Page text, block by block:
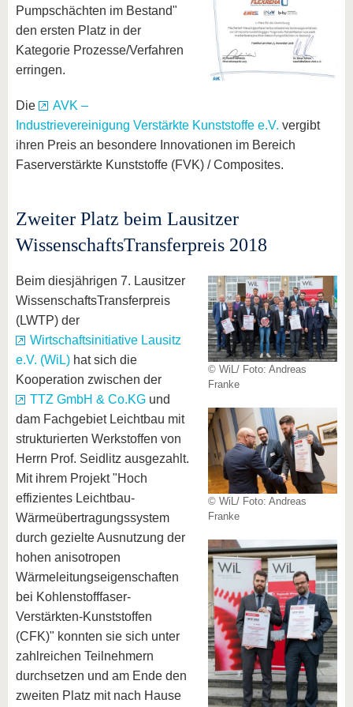
Pumpschächten im Bestand"
den ersten Platz in der
Kategorie Prozesse/Verfahren
erringen.
Die
AVK –
Industrievereinigung Verstärkte Kunststoffe e.V. vergibt
ihren Preis an besondere Innovationen im Bereich
Faserverstärkte Kunststoffe (FVK) / Composites.
Zweiter Platz beim Lausitzer
WissenschaftsTransferpreis 2018
© WiL/ Foto: Andreas
Franke
© WiL/ Foto: Andreas
Franke
Beim diesjährigen 7. Lausitzer
WissenschaftsTransferpreis
(LWTP) der
Wirtschaftsinitiative Lausitz
e.V. (WiL) hat sich die
Kooperation zwischen der
TTZ GmbH & Co.KG und
dam Fachgebiet Leichtbau mit
strukturierten Werkstoffen von
Herrn Prof. Seidlitz ausgezahlt.
Mit ihrem Projekt "Hoch
effizientes Leichtbau-
Wärmeübertragungssystem
durch gezielte Ausnutzung der
hohen anisotropen
Wärmeleitungseigenschaften
bei Kohlenstofffaser-
Verstärkten-Kunststoffen
(CFK)" konnten sie sich unter
zahlreichen Teilnehmern
durchsetzen und am Ende den
zweiten Platz mit nach Hause